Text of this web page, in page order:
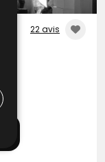
22 avis